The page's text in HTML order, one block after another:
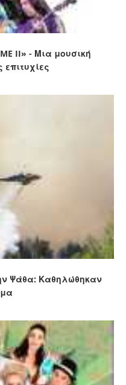
II» - Μια μουσική
Ψάθα: Καθηλώθηκαν